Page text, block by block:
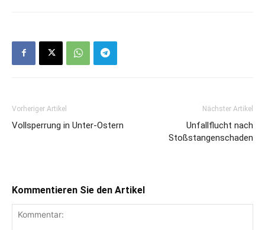
Vorheriger Artikel
Vollsperrung in Unter-Ostern
Nächster Artikel
Unfallflucht nach
Stoßstangenschaden
Kommentieren Sie den Artikel